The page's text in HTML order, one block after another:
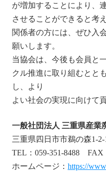
が増加することにより、
させることができると考
関係者の方には、ぜひ入
願いします。
当協会は、今後も会員と
クル推進に取り組むとと
し、より
よい社会の実現に向けて
一般社団法人 三重県産業
三重県四日市市鵜の森1-
TEL：059-351-8488 FAX
ホームページ： https://